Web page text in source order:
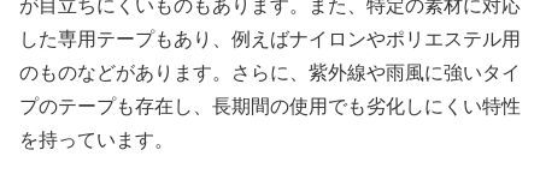
が目立ちにくいものもあります。また、特定の素材に対応
した専用テープもあり、例えばナイロンやポリエステル用
のものなどがあります。さらに、紫外線や雨風に強いタイ
プのテープも存在し、長期間の使用でも劣化しにくい特性
を持っています。